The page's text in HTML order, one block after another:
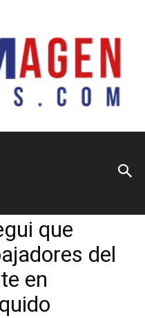
que
del
en